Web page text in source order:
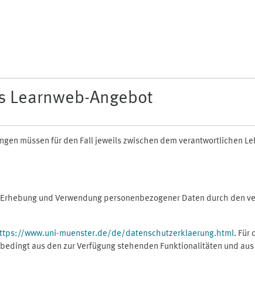
Learnweb-Angebot
müssen für den Fall jeweils zwischen dem verantwortlichen
und Verwendung personenbezogener Daten durch den
www.uni-muenster.de/de/datenschutzerklaerung.html. Für
aus den zur Verfügung stehenden Funktionalitäten und